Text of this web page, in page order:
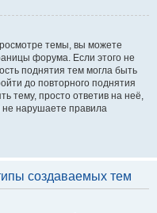
темы, вы можете
форума. Если этого не
поднятия тем могла быть
до повторного поднятия
тему, просто ответив на неё,
не нарушаете правила
создаваемых тем